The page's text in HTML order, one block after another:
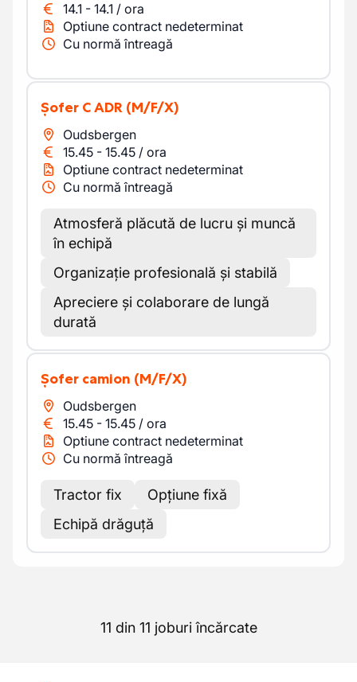
14.1 - 14.1 / ora
Optiune contract nedeterminat
Cu normă întreagă
Șofer C ADR (M/F/X)
Oudsbergen
15.45 - 15.45 / ora
Optiune contract nedeterminat
Cu normă întreagă
Atmosferă plăcută de lucru și muncă
în echipă
Organizație profesională și stabilă
Apreciere și colaborare de lungă
durată
Șofer camion (M/F/X)
Oudsbergen
15.45 - 15.45 / ora
Optiune contract nedeterminat
Cu normă întreagă
Tractor fix
Opțiune fixă
Echipă drăguță
11 din 11 joburi încărcate